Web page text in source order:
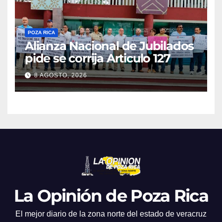
POZA RICA
Alianza Nacional de Jubilados
pide se corrija Articulo 127
8 AGOSTO, 2026
La Opinión de Poza Rica
El mejor diario de la zona norte del estado de veracruz